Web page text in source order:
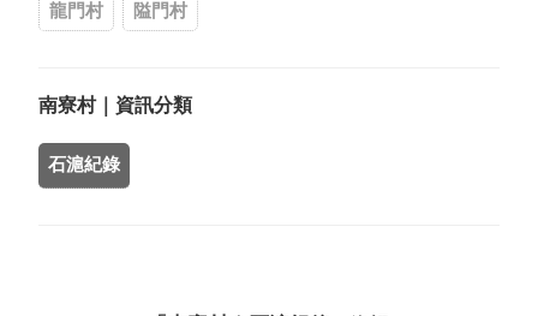
龍門村 隘門村
南寮村｜資訊分類
石滬紀錄